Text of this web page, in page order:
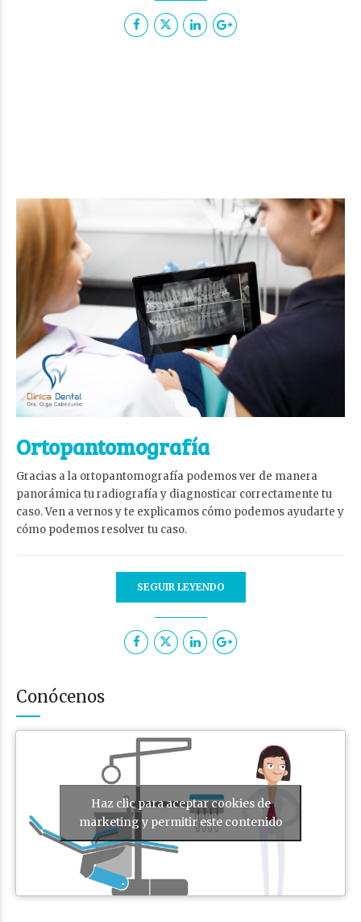
Ortopantomografía
Gracias a la ortopantomografía podemos ver de manera
panorámica tu radiografía y diagnosticar correctamente tu
caso. Ven a vernos y te explicamos cómo podemos ayudarte y
cómo podemos resolver tu caso.
SEGUIR LEYENDO
Conócenos
Haz clic para aceptar cookies de
marketing y permitir este contenido